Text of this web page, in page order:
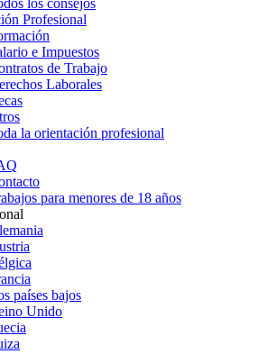
los consejos
Profesional
e Impuestos
de Trabajo
Laborales
la orientación profesional
para menores de 18 años
países bajos
Unido